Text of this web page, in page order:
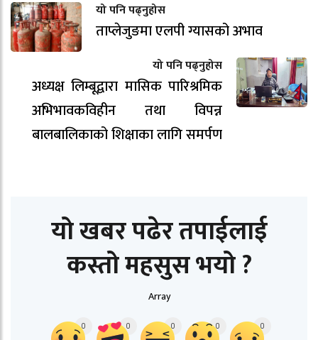
यो पनि पढ्नुहोस
ताप्लेजुङमा एलपी ग्यासको अभाव
यो पनि पढ्नुहोस
अध्यक्ष लिम्बूद्वारा मासिक पारिश्रमिक
अभिभावकविहीन तथा विपन्न
बालबालिकाको शिक्षाका लागि समर्पण
यो खबर पढेर तपाईलाई
कस्तो महसुस भयो ?
Array
0 0 0 0 0